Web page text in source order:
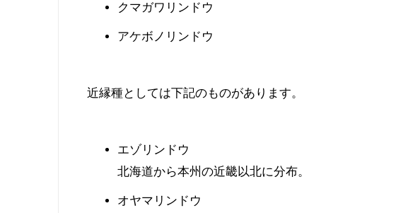
クマガワリンドウ
アケボノリンドウ
近縁種としては下記のものがあります。
エゾリンドウ
北海道から本州の近畿以北に分布。
オヤマリンドウ